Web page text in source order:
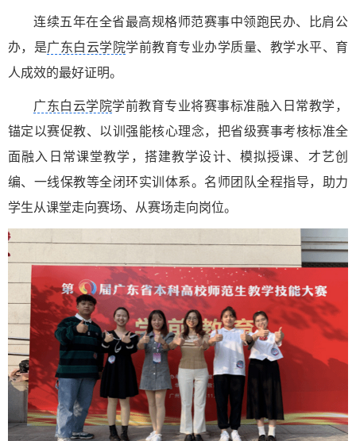
连续五年在全省最高规格师范赛事中领跑民办、比肩公
办，是广东白云学院学前教育专业办学质量、教学水平、育
人成效的最好证明。
广东白云学院学前教育专业将赛事标准融入日常教学，
锚定以赛促教、以训强能核心理念，把省级赛事考核标准全
面融入日常课堂教学，搭建教学设计、模拟授课、才艺创
编、一线保教等全闭环实训体系。名师团队全程指导，助力
学生从课堂走向赛场、从赛场走向岗位。